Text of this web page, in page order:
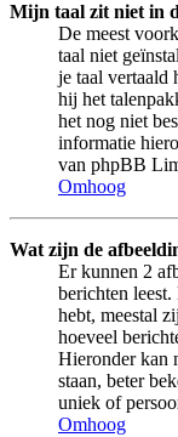
Mijn taal zit niet in
De meest
taal niet
je taal vertaald
hij het
het nog niet
informatie
van phpBB
Omhoog
Wat zijn de
Er kunnen 2
berichten
hebt, meestal
hoeveel
Hieronder kan
staan, beter
uniek of
Omhoog